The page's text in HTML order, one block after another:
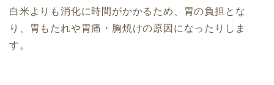
白米よりも消化に時間がかかるため、胃の負担とな
り、胃もたれや胃痛・胸焼けの原因になったりしま
す。